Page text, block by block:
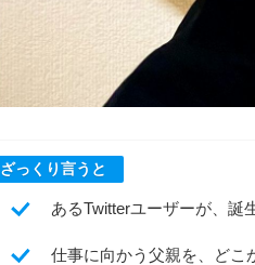
ざっくり言うと
あるTwitterユーザーが、誕
仕事に向かう父親を、どこ